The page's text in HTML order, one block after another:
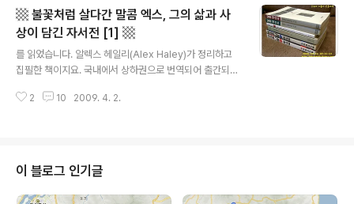
을 작성할 예정인... 김동훈의 , 김훈의 , 그리고 가장 최근에
읽기를 끝마친 황석영의 상하권. 3. 미국 흑인이 처한 현실
을 가장 극명한 언어로 표현하다 ... 노예주인인 백인의 기
독교는 ... 우리 흑인들에게 우리가 죽으면 날개가 돋아 하
느님이 우리를 위해 특별히 마련해놓은 천국이란 곳으로
날아가게 될 것이라고 가르쳐..
▩ 불꽃처럼 살다간 말콤 엑스, 그의 삶과 사
상이 담긴 자서전 [1] ▩
를 읽었습니다. 알렉스 헤일리(Alex Haley)가 정리하고
집필한 책이지요. 국내에서 상하권으로 번역되어 출간되었
하고 적나라한 언어로 미국 흑인들의 삶을 폭로하고 전했
내에서 절판이라니, 안타까울 따름입니다. 2009년 2월 2
4일에서 3월 8일에 걸쳐 읽었던 그 시간은, 읽는 즐거움
그 이상의 의미가 있는 시간이었습니다. 읽는 동안의 저의
2 10 2009. 4. 2.
이 블로그 인기글